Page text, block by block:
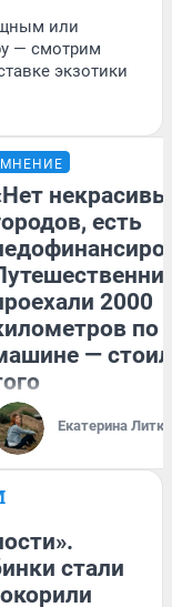
или
— смотрим
экзотики
МНЕНИЕ
есть
2000
по
—
Екатерина
стали